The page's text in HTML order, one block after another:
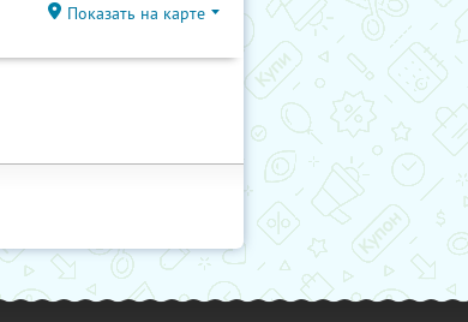
Показать на карте